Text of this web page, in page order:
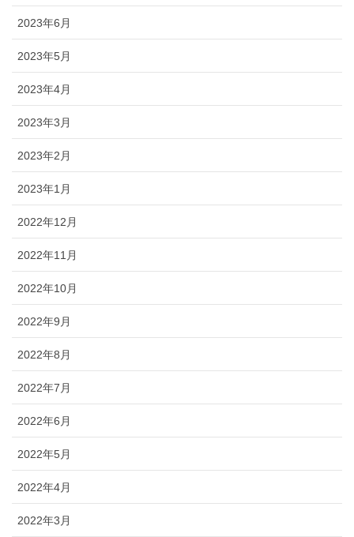
2023年6月
2023年5月
2023年4月
2023年3月
2023年2月
2023年1月
2022年12月
2022年11月
2022年10月
2022年9月
2022年8月
2022年7月
2022年6月
2022年5月
2022年4月
2022年3月